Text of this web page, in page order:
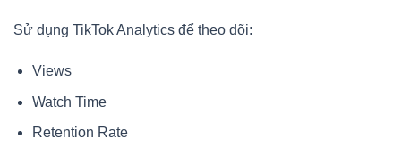
Sử dụng TikTok Analytics để theo dõi:
Views
Watch Time
Retention Rate